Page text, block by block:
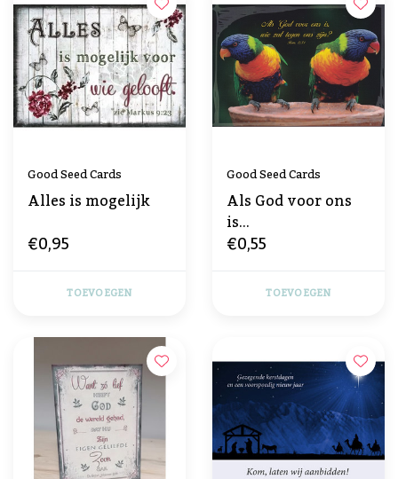
Good Seed Cards
Alles is mogelijk
€0,95
TOEVOEGEN
Good Seed Cards
Als God voor ons
is...
€0,55
TOEVOEGEN